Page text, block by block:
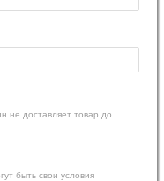
не доставляет товар до
быть свои условия